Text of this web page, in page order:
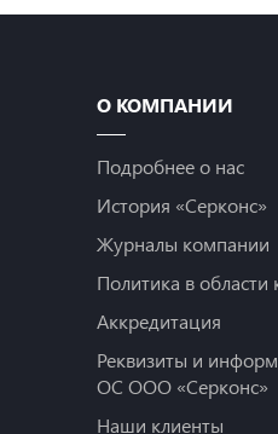
О КОМПАНИИ
Подробнее о нас
История «Серконс»
Журналы компании
Политика в области
Аккредитация
Реквизиты и
ОС ООО «Серконс»
Наши клиенты